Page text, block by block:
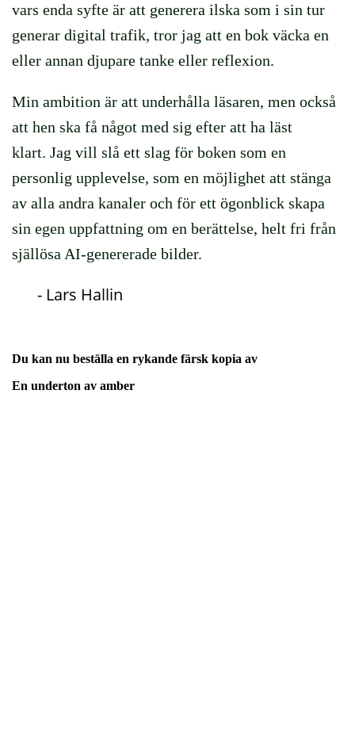
vars enda syfte är att generera ilska som i sin tur
generar digital trafik, tror jag att en bok väcka en
eller annan djupare tanke eller reflexion.
Min ambition är att underhålla läsaren, men också
att hen ska få något med sig efter att ha läst
klart. Jag vill slå ett slag för boken som en
personlig upplevelse, som en möjlighet att stänga
av alla andra kanaler och för ett ögonblick skapa
sin egen uppfattning om en berättelse, helt fri från
själlösa AI-genererade bilder.
- Lars Hallin
Du kan nu beställa en rykande färsk kopia av
En underton av amber